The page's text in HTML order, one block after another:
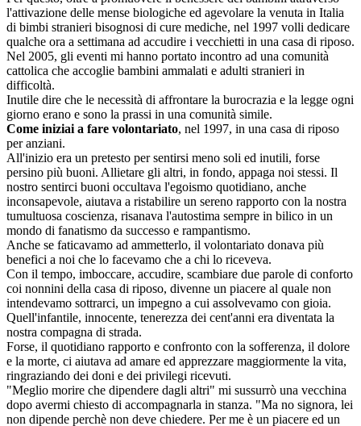
l'attivazione delle mense biologiche ed agevolare la venuta in Italia
di bimbi stranieri bisognosi di cure mediche, nel 1997 volli dedicare
qualche ora a settimana ad accudire i vecchietti in una casa di riposo.
Nel 2005, gli eventi mi hanno portato incontro ad una comunità
cattolica che accoglie bambini ammalati e adulti stranieri in
difficoltà.
Inutile dire che le necessità di affrontare la burocrazia e la legge ogni
giorno erano e sono la prassi in una comunità simile.
Come iniziai a fare volontariato, nel 1997, in una casa di riposo
per anziani.
All'inizio era un pretesto per sentirsi meno soli ed inutili, forse
persino più buoni. Allietare gli altri, in fondo, appaga noi stessi. Il
nostro sentirci buoni occultava l'egoismo quotidiano, anche
inconsapevole, aiutava a ristabilire un sereno rapporto con la nostra
tumultuosa coscienza, risanava l'autostima sempre in bilico in un
mondo di fanatismo da successo e rampantismo.
Anche se faticavamo ad ammetterlo, il volontariato donava più
benefici a noi che lo facevamo che a chi lo riceveva.
Con il tempo, imboccare, accudire, scambiare due parole di conforto
coi nonnini della casa di riposo, divenne un piacere al quale non
intendevamo sottrarci, un impegno a cui assolvevamo con gioia.
Quell'infantile, innocente, tenerezza dei cent'anni era diventata la
nostra compagna di strada.
Forse, il quotidiano rapporto e confronto con la sofferenza, il dolore
e la morte, ci aiutava ad amare ed apprezzare maggiormente la vita,
ringraziando dei doni e dei privilegi ricevuti.
"Meglio morire che dipendere dagli altri" mi sussurrò una vecchina
dopo avermi chiesto di accompagnarla in stanza. "Ma no signora, lei
non dipende perchè non deve chiedere. Per me è un piacere ed un